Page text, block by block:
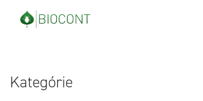
o
Kategórie